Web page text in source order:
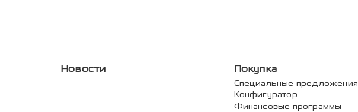
Новости Покупка
Специальные предложения
Конфигуратор
Финансовые программы